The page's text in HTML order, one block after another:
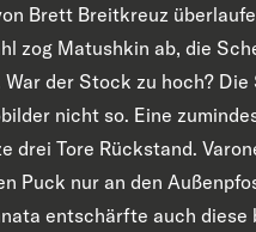
Brett Breitkreuz
zog Matushkin ab, die
der Stock zu hoch?
nicht so. Eine
drei Tore Rückstand.
Puck nur an den
entschärfte auch diese